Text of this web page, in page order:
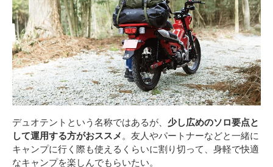
デュオテントという名称ではあるが、 少し広めのソロ要点と
して運用する方がおススメ 。友人やパートナーなどと一緒に
キャンプに行く際も使えるくらいに割り切って、身軽で快適
なキャンプを楽しんでもらいたい。